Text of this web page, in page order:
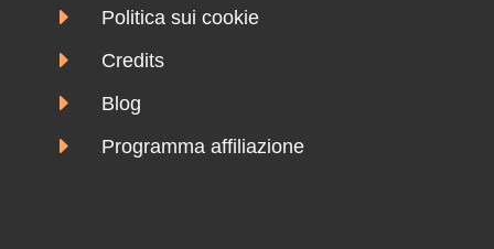
E Politica sui cookie
E Credits
E Blog
E Programma affiliazione